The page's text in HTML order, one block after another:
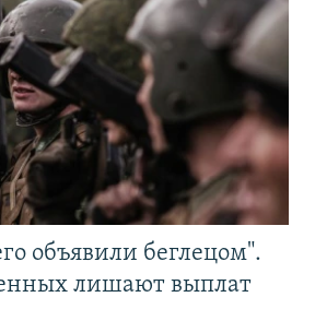
объявили беглецом".
лишают выплат